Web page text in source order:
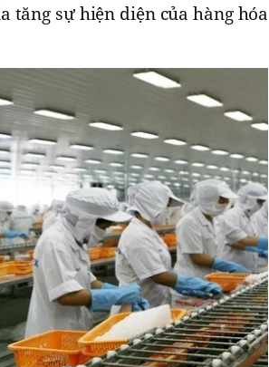
tăng sự hiện diện của hàng hóa